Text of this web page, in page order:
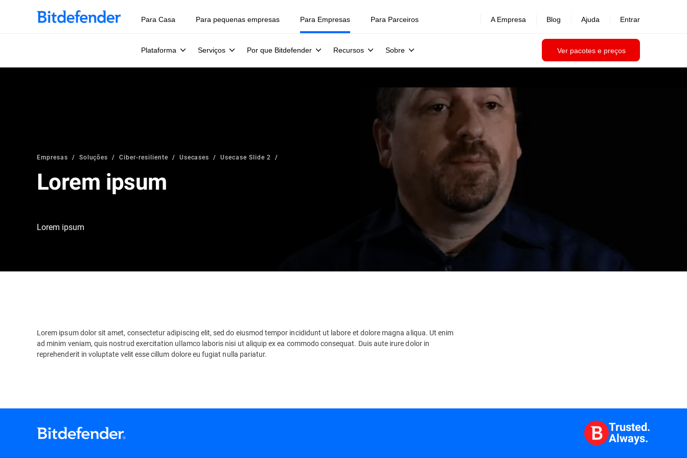
Para Casa Para pequenas empresas Para Empresas
Plataforma Serviços Por que Bitdefender Recursos Sobre Ver pacotes e preços
Para Parceiros A Empresa Blog Ajuda Entrar
Empresas Soluções Ciber-resiliente Usecases Usecase Slide 2
Lorem ipsum
Lorem ipsum
Lorem ipsum dolor sit amet, consectetur adipiscing elit, sed do eiusmod tempor incididunt ut labore et dolore magna aliqua. Ut enim
ad minim veniam, quis nostrud exercitation ullamco laboris nisi ut aliquip ex ea commodo consequat. Duis aute irure dolor in
reprehenderit in voluptate velit esse cillum dolore eu fugiat nulla pariatur.
Trusted.
Always.